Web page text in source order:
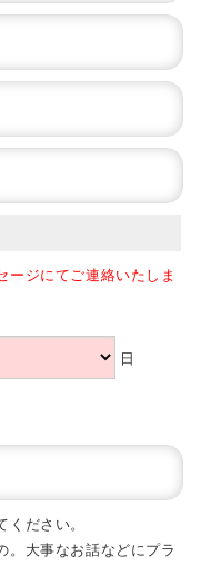
ジにてご連絡いたしま
日
ださい。
。大事なお話などにプラ